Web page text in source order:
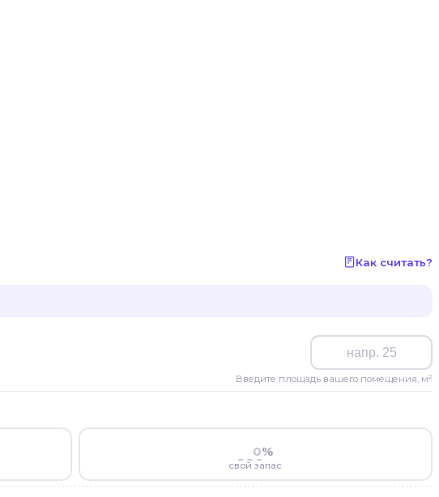
Как считать?
Введите площадь вашего помещения, м²
%
свой запас